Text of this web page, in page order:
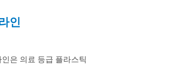
인
은 의료 등급 플라스틱